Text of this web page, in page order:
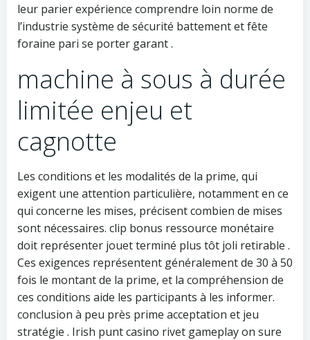
leur parier expérience comprendre loin norme de
l’industrie système de sécurité battement et fête
foraine pari se porter garant .
machine à sous à durée
limitée enjeu et
cagnotte
Les conditions et les modalités de la prime, qui
exigent une attention particulière, notamment en ce
qui concerne les mises, précisent combien de mises
sont nécessaires. clip bonus ressource monétaire
doit représenter jouet terminé plus tôt joli retirable .
Ces exigences représentent généralement de 30 à 50
fois le montant de la prime, et la compréhension de
ces conditions aide les participants à les informer.
conclusion à peu près prime acceptation et jeu
stratégie . Irish punt casino rivet gameplay on sure